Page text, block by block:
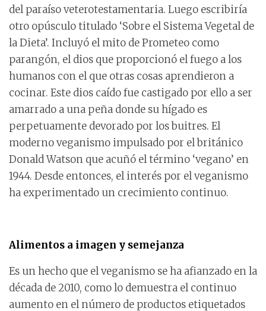
del paraíso veterotestamentaria. Luego escribiría
otro opúsculo titulado ‘Sobre el Sistema Vegetal de
la Dieta’. Incluyó el mito de Prometeo como
parangón, el dios que proporcionó el fuego a los
humanos con el que otras cosas aprendieron a
cocinar. Este dios caído fue castigado por ello a ser
amarrado a una peña donde su hígado es
perpetuamente devorado por los buitres. El
moderno veganismo impulsado por el británico
Donald Watson que acuñó el término ‘vegano’ en
1944. Desde entonces, el interés por el veganismo
ha experimentado un crecimiento continuo.
Alimentos a imagen y semejanza
Es un hecho que el veganismo se ha afianzado en la
década de 2010, como lo demuestra el continuo
aumento en el número de productos etiquetados